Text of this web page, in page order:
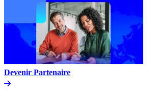
Devenir Partenaire​​